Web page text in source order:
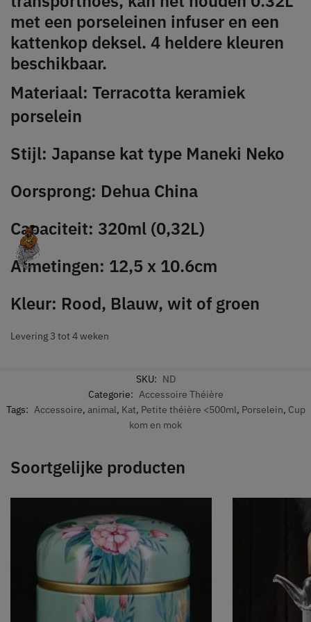
met een porseleinen infuser en een
kattenkop deksel. 4 heldere kleuren
beschikbaar.
Materiaal: Terracotta keramiek
porselein
Stijl: Japanse kat type Maneki Neko
Oorsprong: Dehua China
Capaciteit: 320ml (0,32L)
Afmetingen: 12,5 x 10.6cm
Kleur: Rood, Blauw, wit of groen
Levering 3 tot 4 weken
SKU: ND
Categorie: Accessoire Théière
Tags: Accessoire, animal, Kat, Petite théière <500ml, Porselein, Cup
kom en mok
Soortgelijke producten